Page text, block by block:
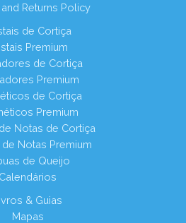
Returns Policy
de Cortiça
Premium
de Cortiça
Premium
de Cortiça
Premium
Notas de Cortiça
Notas Premium
de Queijo
Calendários
& Guias
Mapas